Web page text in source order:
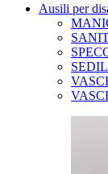
Ausili per